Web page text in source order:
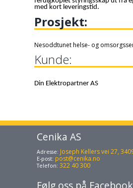
med kort leveringstid.
Prosjekt:
Nesoddtunet helse- og
Kunde:
Din Elektropartner AS
Cenika AS
Adresse: Joseph Kellers vei 27,
E-post: post@cenika.no
Telefon: 322 40 300
Følg oss på Facebook